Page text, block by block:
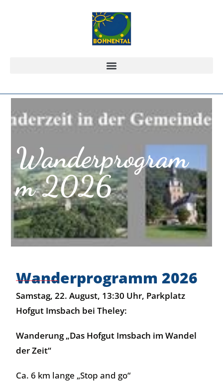
Wanderprogram
m 2026
Wanderprogramm 2026
Samstag, 22. August, 13:30 Uhr, Parkplatz
Hofgut Imsbach bei Theley:
Wanderung „Das Hofgut Imsbach im Wandel
der Zeit“
Ca. 6 km lange „Stop and go“